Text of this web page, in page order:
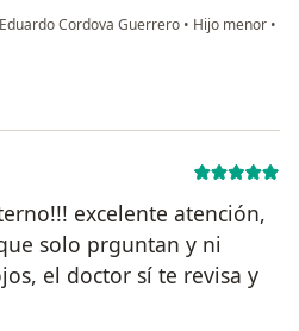
Cordova Guerrero • Hijo menor •
excelente atención,
solo prguntan y ni
el doctor sí te revisa y